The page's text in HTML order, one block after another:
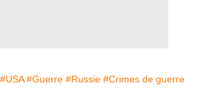
#USA #Guerre #Russie #Crimes de guerre